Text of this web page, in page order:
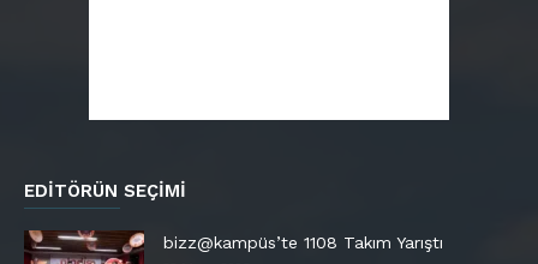
EDITÖRÜN SEÇIMI
bizz@kampüs’te 1108 Takım Yarıştı